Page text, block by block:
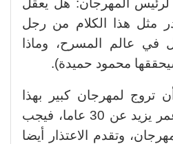
لرئيس المهرجان: هل يعقل
يصدر مثل هذا الكلام من رجل
في عالم المسرح، وماذا
محمود حميدة).
تروج لمهرجان كبير بهذا
الشكل والمضمون وعمر يزيد عن 30 عاما، فيجب
وتقدم الاعتذار أيضا